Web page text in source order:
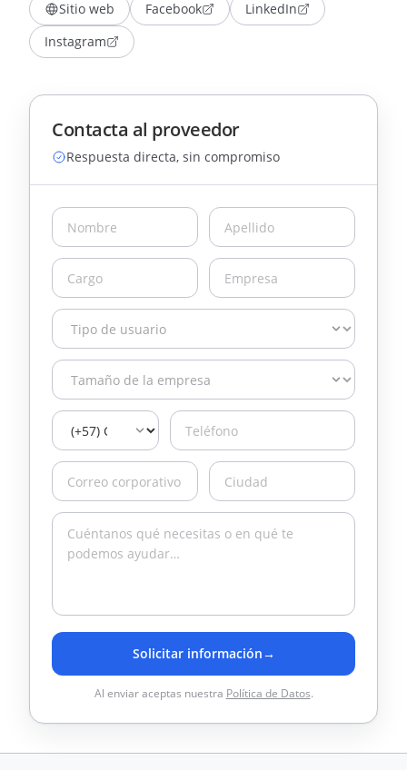
Sitio web Facebook
LinkedIn
Instagram
Contacta al proveedor
Respuesta directa, sin compromiso
Solicitar información→
Al enviar aceptas nuestra Política de Datos.